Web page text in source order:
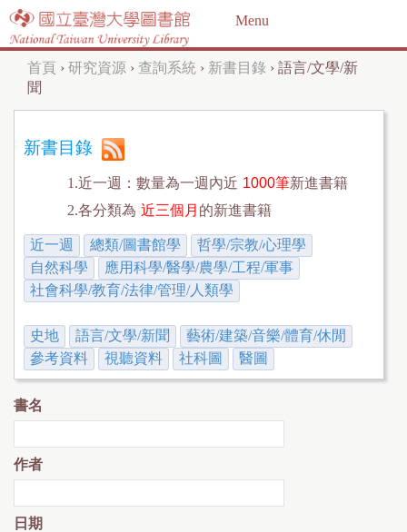
Jump to navigation
Menu
您
在
這
首頁 › 研究資源 › 查詢系統 › 新書目錄 › 語言/文學/新
聞
新書目錄
1.近一週：數量為一週內近 1000筆新進書籍
2.各分類為 近三個月 的新進書籍
近一週 總類/圖書館學
哲學/宗教/心理學
自然科學
應用科學/醫學/農學/工程/軍事
社會科學/教育/法律/管理/人類學
史地 語言/文學/新聞
藝術/建築/音樂/體育/休閒
參考資料
視聽資料 社科圖 醫圖
書名
作者
日期